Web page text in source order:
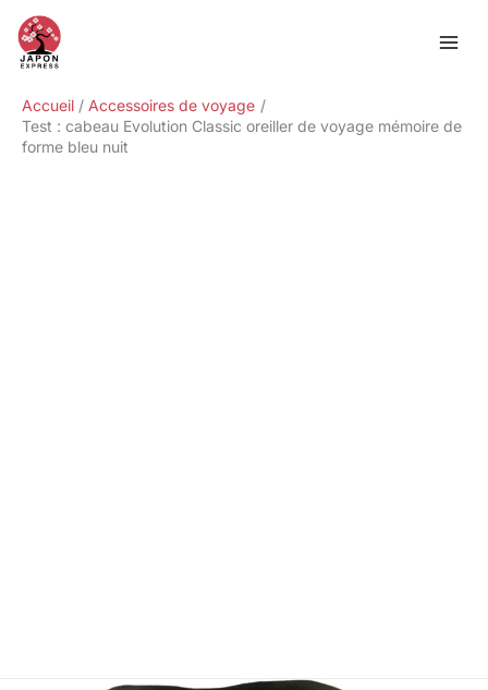
contenu
Accueil
Accessoires de voyage
Test : cabeau Evolution Classic oreiller de voyage mémoire de
forme bleu nuit
Rechercher